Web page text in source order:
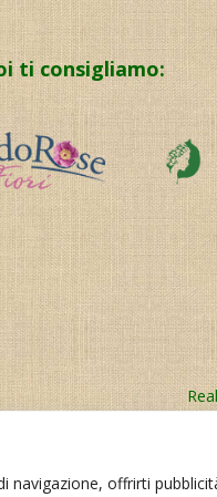
navigazione, offrirti
ti consigliamo: